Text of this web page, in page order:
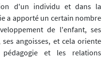
d'un individu et dans la
a apporté un certain nombre
de l'enfant, ses
angoisses, et cela oriente
et les relations